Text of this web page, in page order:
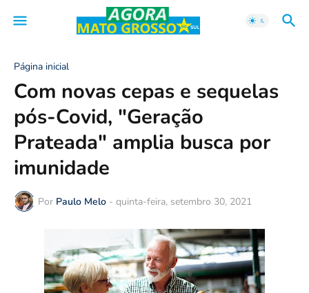
Página inicial
Com novas cepas e sequelas
pós-Covid, "Geração
Prateada" amplia busca por
imunidade
Por Paulo Melo - quinta-feira, setembro 30, 2021